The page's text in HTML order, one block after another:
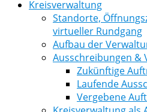
Kreisverwaltung
Standorte,
virtueller Rundgang
Aufbau der
Ausschreibungen &
Zukünftige
Laufende
Vergebene